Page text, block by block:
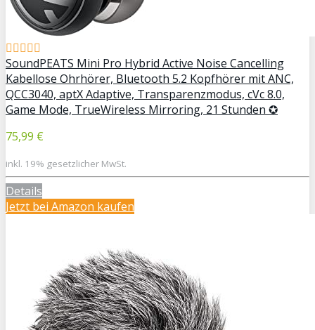
SoundPEATS Mini Pro Hybrid Active Noise Cancelling
Kabellose Ohrhörer, Bluetooth 5.2 Kopfhörer mit ANC,
QCC3040, aptX Adaptive, Transparenzmodus, cVc 8.0,
Game Mode, TrueWireless Mirroring, 21 Stunden ✪
75,99 €
inkl. 19% gesetzlicher MwSt.
Details
Jetzt bei Amazon kaufen